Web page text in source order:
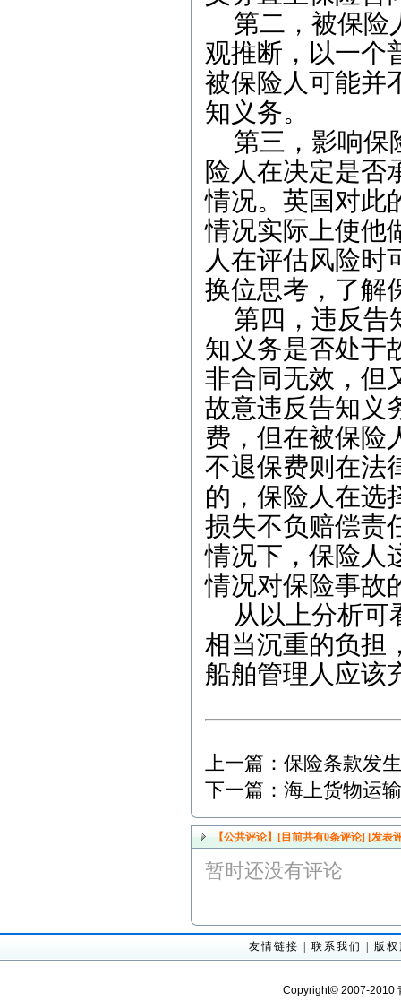
第二，被保险
观推断，以一个
被保险人可能并
知义务。
第三，影响保
险人在决定是否
情况。英国对此
情况实际上使他
人在评估风险时
换位思考，了解
第四，违反告
知义务是否处于
非合同无效，但
故意违反告知义
费，但在被保险
不退保费则在法
的，保险人在选
损失不负赔偿责
情况下，保险人
情况对保险事故
从以上分析可
相当沉重的负担
船舶管理人应该
上一篇： 保险条款发
下一篇： 海上货物运
【公共评论】[目前共有0条评论] [发表
暂时还没有评论
友情链接 联系我们 版
Copyright© 2007-2010